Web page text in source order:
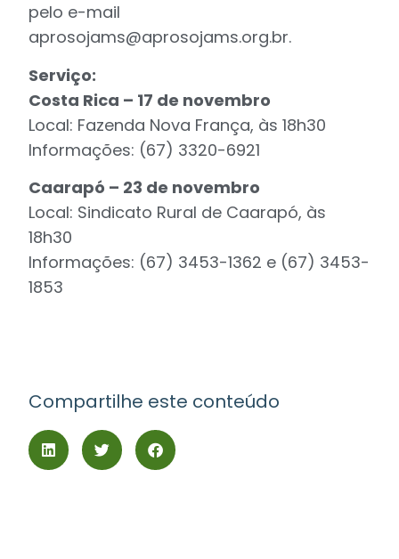
pelo e-mail
aprosojams@aprosojams.org.br.
Serviço:
Costa Rica – 17 de novembro
Local: Fazenda Nova França, às 18h30
Informações: (67) 3320-6921
Caarapó – 23 de novembro
Local: Sindicato Rural de Caarapó, às
18h30
Informações: (67) 3453-1362 e (67) 3453-
1853
Compartilhe este conteúdo